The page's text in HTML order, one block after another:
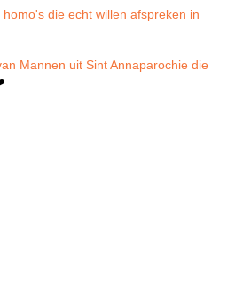
homo's die echt willen afspreken in
Mannen uit Sint Annaparochie die